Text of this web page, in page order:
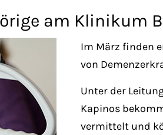
am Klinikum
Im März finden
von
Unter der
Kapinos
vermittelt und